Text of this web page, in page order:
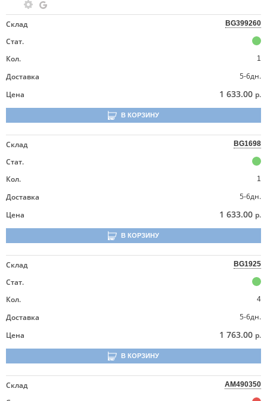
Склад BG399260
Стат.
Кол.
1
Доставка
5-6дн.
Цена
1 633.00 р.
В КОРЗИНУ
Склад BG1698
Стат.
Кол.
1
Доставка
5-6дн.
Цена
1 633.00 р.
В КОРЗИНУ
Склад BG1925
Стат.
Кол.
4
Доставка
5-6дн.
Цена
1 763.00 р.
В КОРЗИНУ
Склад AM490350